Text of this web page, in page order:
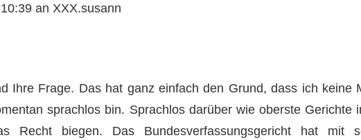
an XXX.susann
Ihre Frage. Das hat ganz einfach den Grund, dass ich keine
sprachlos bin. Sprachlos darüber wie oberste Gerichte
Recht biegen. Das Bundesverfassungsgericht hat mit